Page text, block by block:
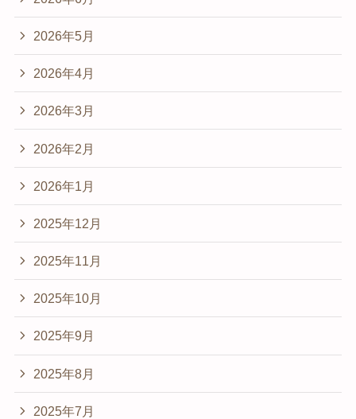
2026年5月
2026年4月
2026年3月
2026年2月
2026年1月
2025年12月
2025年11月
2025年10月
2025年9月
2025年8月
2025年7月